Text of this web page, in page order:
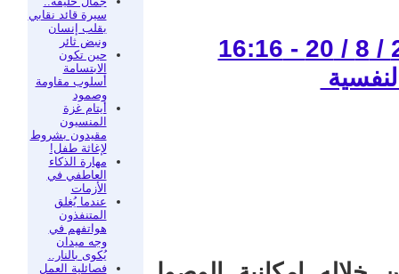
سيرة قائد نقابي
بقلب إنسان
ونبض ثائر
حين تكون
الابتسامة
أسلوب مقاومة
وصمود
أيتام غزة
المنسيون
مقيدون بشروط
لإغاثة طفل!
مهارة الذكاء
العاطفي في
الأزمات
عندما يُغلق
المتنفذون
هواتفهم في
وجه ميدان
يُكوى بالنار..
فصائلية العمل